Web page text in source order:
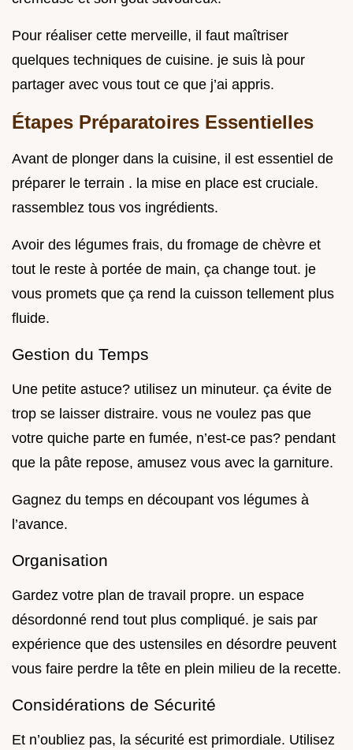
Pour réaliser cette merveille, il faut maîtriser
quelques techniques de cuisine. je suis là pour
partager avec vous tout ce que j’ai appris.
Étapes Préparatoires Essentielles
Avant de plonger dans la cuisine, il est essentiel de
préparer le terrain . la mise en place est cruciale.
rassemblez tous vos ingrédients.
Avoir des légumes frais, du fromage de chèvre et
tout le reste à portée de main, ça change tout. je
vous promets que ça rend la cuisson tellement plus
fluide.
Gestion du Temps
Une petite astuce? utilisez un minuteur. ça évite de
trop se laisser distraire. vous ne voulez pas que
votre quiche parte en fumée, n’est-ce pas? pendant
que la pâte repose, amusez vous avec la garniture.
Gagnez du temps en découpant vos légumes à
l’avance.
Organisation
Gardez votre plan de travail propre. un espace
désordonné rend tout plus compliqué. je sais par
expérience que des ustensiles en désordre peuvent
vous faire perdre la tête en plein milieu de la recette.
Considérations de Sécurité
Et n’oubliez pas, la sécurité est primordiale. Utilisez